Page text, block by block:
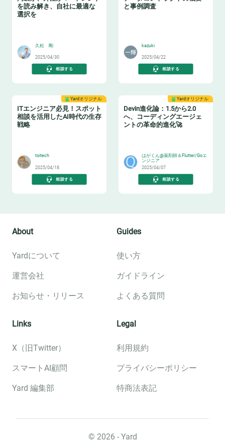
を読み解き、自社に最適な
選択を
久松 剛
2025/04/30
相談する
と事例調査
kazuki
2025/04/22
相談する
Yardオリジナル
ITエンジニア必見！スポット
相談を活用したAI時代の生存
戦略
toitech
2025/04/18
相談する
Yardオリジナル
Devin進化論：1.5から2.0
へ、コーディングエージェ
ントの革命的進化🚀
はがくん@薬剤師＆Flutter/Goエ
ンジニア
2025/04/07
相談する
About
Yardについて
運営会社
お知らせ・リリース
Guides
使い方
ガイドライン
よくある質問
Links
X（旧Twitter）
スマートAI顧問
Yard 編集部
Legal
利用規約
プライバシーポリシー
特商法表記
©︎ 2026 - Yard